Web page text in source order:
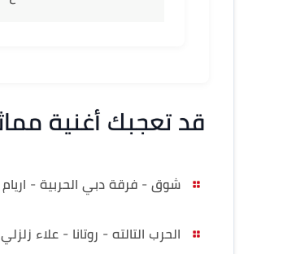
قد تعجبك أغنية
شوق - فرقة دبي الحربية - اريام
الحرب التالته - روتانا - علاء زلزلي